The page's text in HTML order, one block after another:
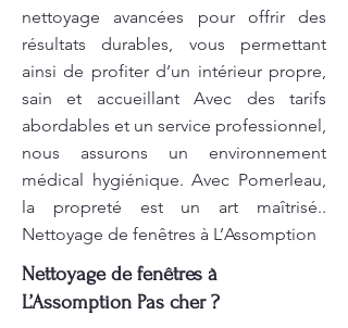
nettoyage avancées pour offrir des
résultats durables, vous permettant
ainsi de profiter d’un intérieur propre,
sain et accueillant Avec des tarifs
abordables et un service professionnel,
nous assurons un environnement
médical hygiénique. Avec Pomerleau,
la propreté est un art maîtrisé..
Nettoyage de fenêtres à L’Assomption
Nettoyage de fenêtres à
L’Assomption Pas cher ?